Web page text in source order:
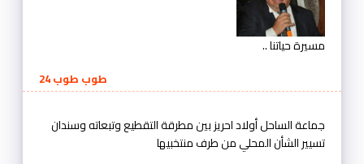
مسيرة حياتنا ..
طوب طوب 24
جماعة الساحل أولاد احريز بين مطرقة التقطيع وتبعاته وسندان
تسيير الشأن المحلي من طرف منتخبيها